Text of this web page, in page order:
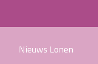
Nieuws Lonen